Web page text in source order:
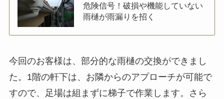
危険信号！破損や機能していない
雨樋が雨漏りを招く
今回のお客様は、部分的な雨樋の交換ができまし
た。1階の軒下は、お隣からのアプローチが可能で
すので、足場は組まずに梯子で作業します。さら